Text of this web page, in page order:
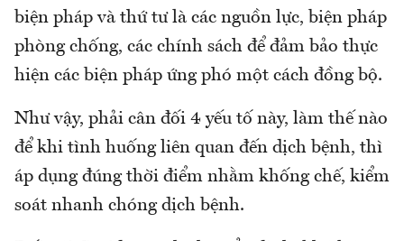
biện pháp và thứ tư là các nguồn lực, biện pháp
phòng chống, các chính sách để đảm bảo thực
hiện các biện pháp ứng phó một cách đồng bộ.
Như vậy, phải cân đối 4 yếu tố này, làm thế nào
để khi tình huống liên quan đến dịch bệnh, thì
áp dụng đúng thời điểm nhằm khống chế, kiểm
soát nhanh chóng dịch bệnh.